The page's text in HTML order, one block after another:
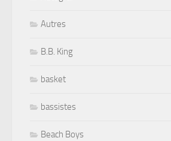
Autres
B.B. King
basket
bassistes
Beach Boys